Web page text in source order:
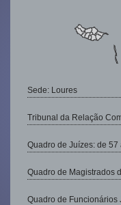
Sede: Loures
Tribunal da Relação
Quadro de Juízes: de 57
Quadro de Magistrados
Quadro de Funcionários